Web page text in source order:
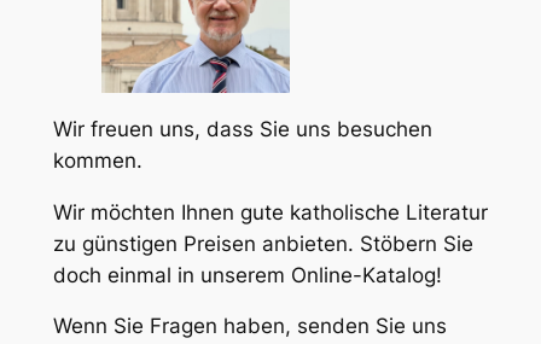
Wir freuen uns, dass Sie uns besuchen
kommen.
Wir möchten Ihnen gute katholische Literatur
zu günstigen Preisen anbieten. Stöbern Sie
doch einmal in unserem Online-Katalog!
Wenn Sie Fragen haben, senden Sie uns